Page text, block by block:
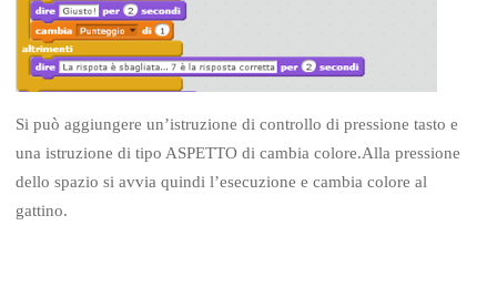
Si può aggiungere un’istruzione di controllo di pressione tasto e
una istruzione di tipo ASPETTO di cambia colore.Alla pressione
dello spazio si avvia quindi l’esecuzione e cambia colore al
gattino.